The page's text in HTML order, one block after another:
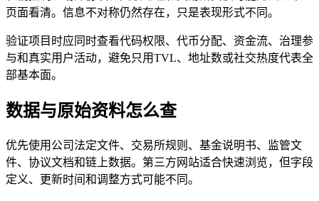
页面看清。信息不对称仍然存在，只是表现形式不同。
验证项目时应同时查看代码权限、代币分配、资金流、治理参
与和真实用户活动，避免只用TVL、地址数或社交热度代表全
部基本面。
数据与原始资料怎么查
优先使用公司法定文件、交易所规则、基金说明书、监管文
件、协议文档和链上数据。第三方网站适合快速浏览，但字段
定义、更新时间和调整方式可能不同。